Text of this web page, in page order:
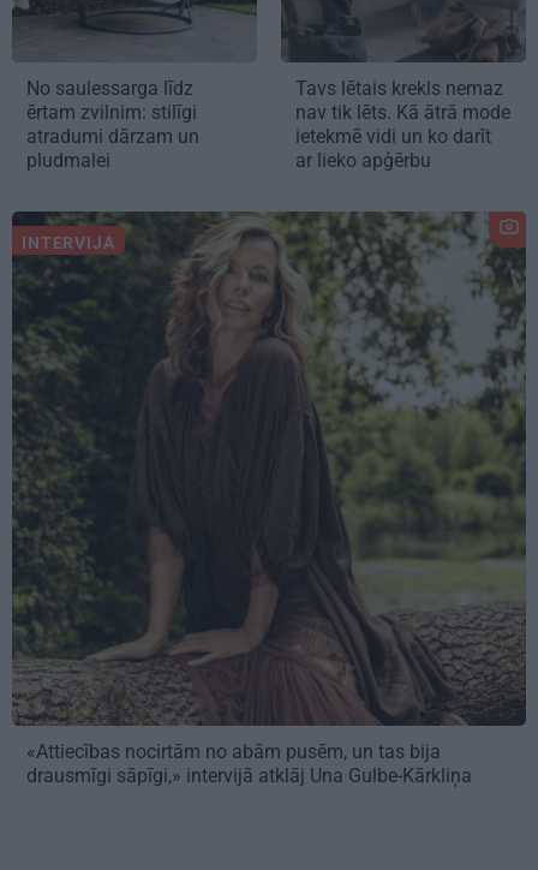
No saulessarga līdz
ērtam zvilnim: stilīgi
atradumi dārzam un
pludmalei
Tavs lētais krekls nemaz
nav tik lēts. Kā ātrā mode
ietekmē vidi un ko darīt
ar lieko apģērbu
INTERVIJA
«Attiecības nocirtām no abām pusēm, un tas bija
drausmīgi sāpīgi,» intervijā atklāj Una Gulbe-Kārkliņa